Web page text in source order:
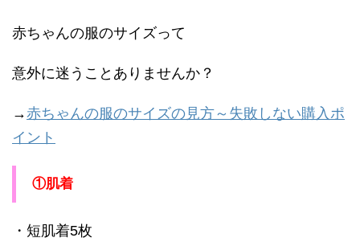
赤ちゃんの服のサイズって
意外に迷うことありませんか？
→赤ちゃんの服のサイズの見方～失敗しない購入ポ
イント
①肌着
・短肌着5枚